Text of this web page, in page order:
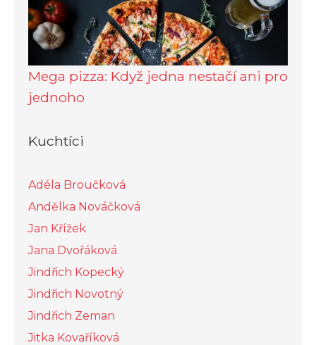
Mega pizza: Když jedna nestačí ani pro
jednoho
Kuchtíci
Adéla Broučková
Andělka Nováčková
Jan Křížek
Jana Dvořáková
Jindřich Kopecký
Jindřich Novotný
Jindřich Zeman
Jitka Kovaříková